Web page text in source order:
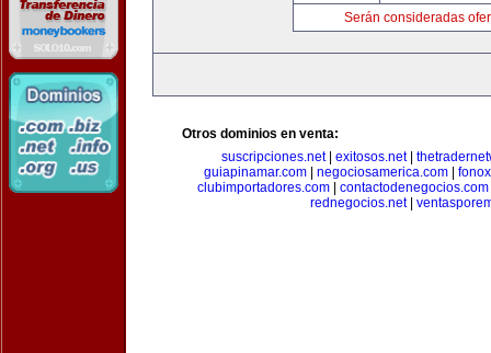
Serán consideradas
Otros dominios en venta:
suscripciones.net| exitosos.net|
guiapinamar.com
negociosamerica.com
clubimportadores.com
contactodenegocios.com
rednegocios.net|